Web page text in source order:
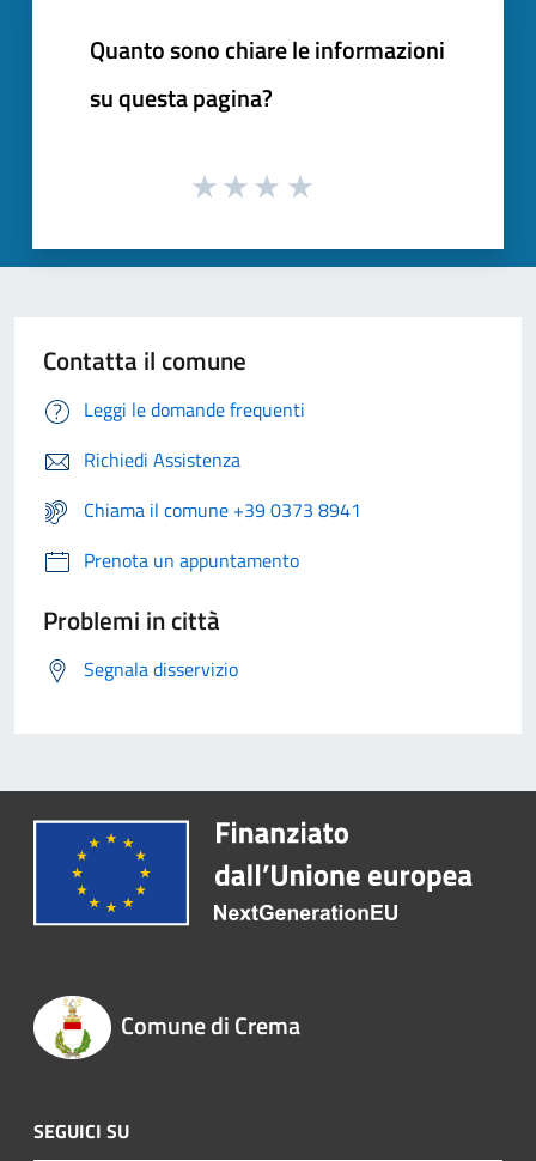
Quanto sono chiare le informazioni
su questa pagina?
Contatta il comune
Leggi le domande frequenti
Richiedi Assistenza
Chiama il comune +39 0373 8941
Prenota un appuntamento
Problemi in città
Segnala disservizio
Comune di Crema
SEGUICI SU